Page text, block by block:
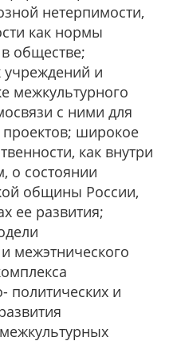
нетерпимости,
как нормы
обществе;
и
межкультурного
с ними для
широкое
как внутри
о состоянии
общины России,
ее развития;
межэтнического
политических и